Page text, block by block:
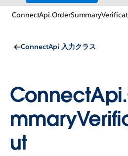
ConnectApi 入力クラス
ut